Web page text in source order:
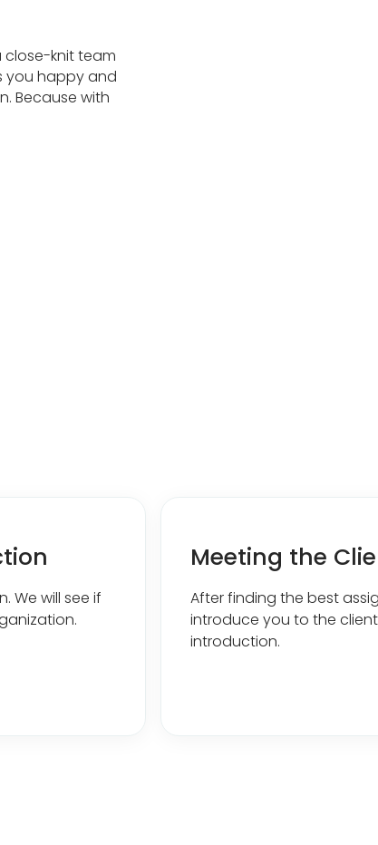
close-knit team
you happy and
Because with
We will see if
Meeting the
After finding the best
introduce you to the
introduction.